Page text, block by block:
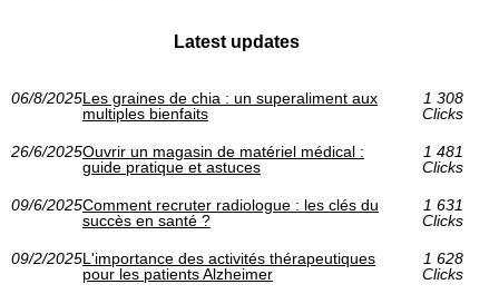
Latest updates
06/8/2025Les graines de chia : un superaliment aux
multiples bienfaits
1 308
Clicks
26/6/2025Ouvrir un magasin de matériel médical :
guide pratique et astuces
1 481
Clicks
09/6/2025Comment recruter radiologue : les clés du
succès en santé ?
1 631
Clicks
09/2/2025L'importance des activités thérapeutiques
pour les patients Alzheimer
1 628
Clicks